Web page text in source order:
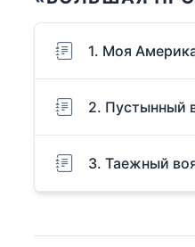
1. Моя
2. Пустынный
3. Таежный